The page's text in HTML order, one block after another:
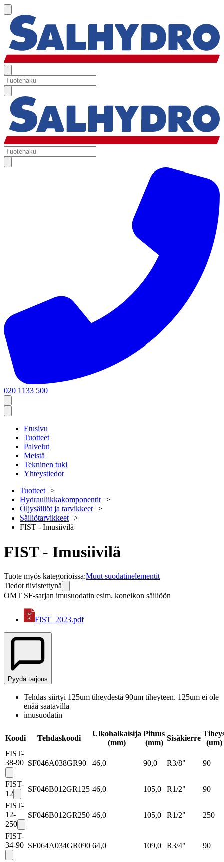
020 1133 500
Etusivu
Tuotteet
Palvelut
Meistä
Tekninen tuki
Yhteystiedot
Tuotteet
Hydrauliikkakomponentit
Öljysäiliöt ja tarvikkeet
Säiliötarvikkeet
FIST - Imusiivilä
FIST - Imusiivilä
Tuote myös kategorioissa:Muut suodatinelementit
Tiedot tiivistettynä
OMT SF-sarjan imusuodatin esim. koneikon säiliöön
FIST_2023.pdf
Pyydä tarjous
Tehdas siirtyi 125um tiheydestä 90um tiheyteen. 125um ei ole
enää saatavilla
imusuodatin
Koodi Tehdaskoodi
Ulkohalkaisija
(mm)
Pituus
(mm)
Sisäkierre
(um)
FIST-
38-90 SF046A038GR90 46,0 90,0 R3/8" 90
FIST-
12
SF046B012GR125 46,0 105,0 R1/2"
90
FIST-
12-
250
SF046B012GR250 46,0 105,0 R1/2" 250
FIST-
34-90 SF064A034GR090 64,0 109,0 R3/4" 90